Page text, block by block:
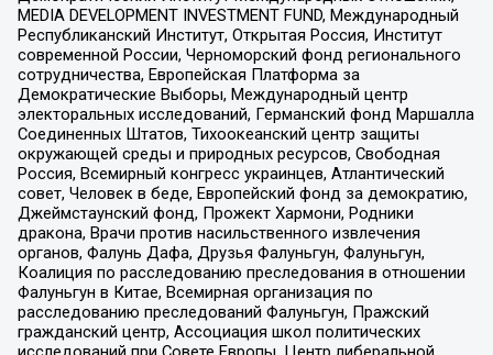
MEDIA DEVELOPMENT INVESTMENT FUND, Международный
Республиканский Институт, Открытая Россия, Институт
современной России, Черноморский фонд регионального
сотрудничества, Европейская Платформа за
Демократические Выборы, Международный центр
электоральных исследований, Германский фонд Маршалла
Соединенных Штатов, Тихоокеанский центр защиты
окружающей среды и природных ресурсов, Свободная
Россия, Всемирный конгресс украинцев, Атлантический
совет, Человек в беде, Европейский фонд за демократию,
Джеймстаунский фонд, Прожект Хармони, Родники
дракона, Врачи против насильственного извлечения
органов, Фалунь Дафа, Друзья Фалуньгун, Фалуньгун,
Коалиция по расследованию преследования в отношении
Фалуньгун в Китае, Всемирная организация по
расследованию преследований Фалуньгун, Пражский
гражданский центр, Ассоциация школ политических